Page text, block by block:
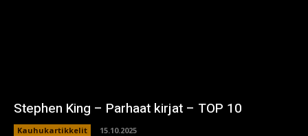
Stephen King – Parhaat kirjat – TOP 10
Kauhukartikkelit 15.10.2025